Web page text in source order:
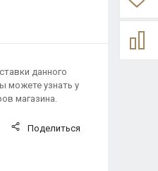
данного
можете узнать у
магазина.
Поделиться